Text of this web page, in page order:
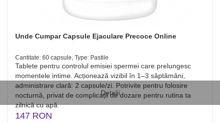
Detalii
Unde Cumpar Capsule Ejaculare Precoce Online
Cantitate: 60 capsule, Type: Pastile
Tablete pentru controlul emisiei spermei care prelungesc
momentele intime. Acționează vizibil în 1–3 săptămâni,
administrare clară: 2 capsule/zi. Potrivite pentru folosire
nocturnă, privat de complicații de dozare pentru rutina ta
zilnică cu apă.
147 RON